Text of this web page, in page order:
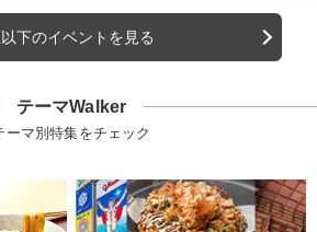
下のイベントを見る
テーマWalker
ーマ別特集をチェック